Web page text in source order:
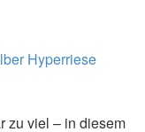
Hyperriese
zu viel – in diesem